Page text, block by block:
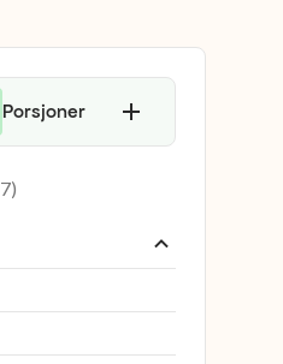
Porsjoner
7)